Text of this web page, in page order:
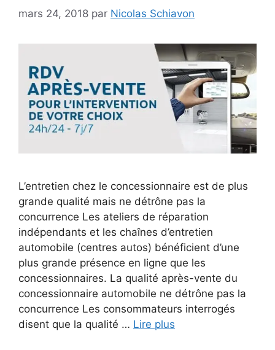
mars 24, 2018 par Nicolas Schiavon
L’entretien chez le concessionnaire est de plus
grande qualité mais ne détrône pas la
concurrence Les ateliers de réparation
indépendants et les chaînes d’entretien
automobile (centres autos) bénéficient d’une
plus grande présence en ligne que les
concessionnaires. La qualité après-vente du
concessionnaire automobile ne détrône pas la
concurrence Les consommateurs interrogés
disent que la qualité … Lire plus